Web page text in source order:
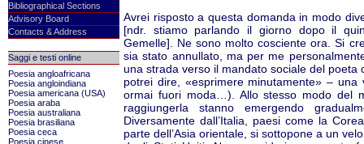
Bibliographical Sections
Advisory Board
Contacts & Address
Saggi e testi online
Poesia angloafricana
Poesia angloindiana
Poesia americana (USA)
Poesia araba
Poesia australiana
Poesia brasiliana
Poesia ceca
Poesia cinese
Avrei risposto a questa domanda in modo
[ndr. stiamo parlando il giorno dopo il
Gemelle]. Ne sono molto cosciente ora. Si
sia stato annullato, ma per me
una strada verso il mandato sociale del
potrei dire, «esprimere minutamente» –
ormai fuori moda…). Allo stesso modo del
raggiungerla stanno emergendo
Diversamente dall’Italia, paesi come la
parte dell’Asia orientale, si sottopone a un